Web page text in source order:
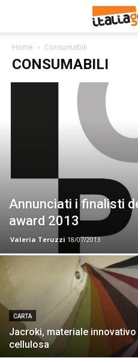
Home Consumabili
CONSUMABILI
Annunciati i finalisti
award 2013
Valeria Teruzzi 18/07/2013
CARTA
Jacroki, materiale innovativo
cellulosa